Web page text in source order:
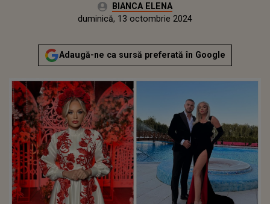
Autor:BIANCA ELENA
Publicat:
duminică, 13 octombrie 2024
Adaugă-ne ca sursă preferată în Google